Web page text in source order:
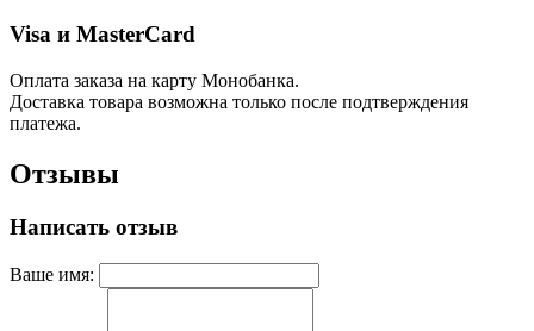
Visa и MasterCard
Оплата заказа на карту Монобанка.
Доставка товара возможна только после подтверждения
платежа.
Отзывы
Написать отзыв
Ваше имя: